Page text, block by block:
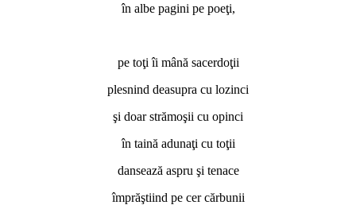
în albe pagini pe poeţi,
pe toţi îi mână sacerdoţii
plesnind deasupra cu lozinci
şi doar strămoşii cu opinci
în taină adunaţi cu toţii
dansează aspru şi tenace
împrăştiind pe cer cărbunii